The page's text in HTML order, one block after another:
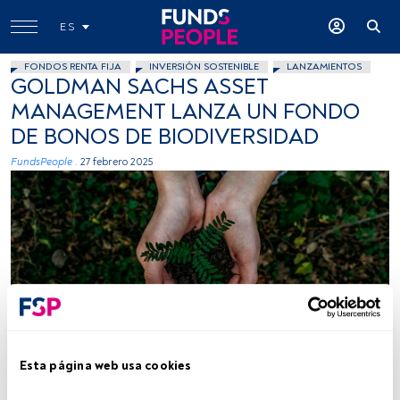
Esta página web usa cookies
ES
FONDOS RENTA FIJA INVERSIÓN SOSTENIBLE LANZAMIENTOS
GOLDMAN SACHS ASSET
MANAGEMENT LANZA UN FONDO
DE BONOS DE BIODIVERSIDAD
FundsPeople . 27 febrero 2025
Noah Buscher en Unsplash